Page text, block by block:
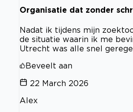
Organisatie dat zonder
Nadat ik tijdens mijn
de situatie waarin ik me
Utrecht was alle snel
Beveelt aan
22 March 2026
Alex